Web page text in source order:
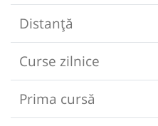
Distanță
Curse zilnice
Prima cursă